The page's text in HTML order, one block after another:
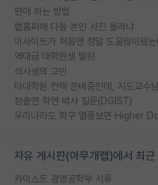
편애 하는 방법
랩홈피에 다들 본인 사진 올리냐
이사이트가 처음엔 정말 도움많이됐는
역대급 대학원생 빌런
석사생의 고민
정출연 학연 박사 질문(DGIST)
자유 게시판(아무개랩)에서 최
카이스트 경영공학부 서류